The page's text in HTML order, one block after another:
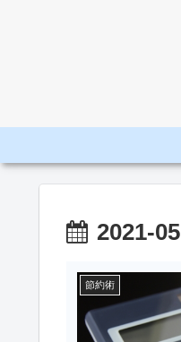
2021-05
節約術